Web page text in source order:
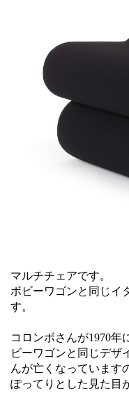
マルチチェアです。
ボビーワゴンと同じイ
す。
コロンボさんが1970年
ビーワゴンと同じデザ
んが亡くなっています
ぽってりとした見た目